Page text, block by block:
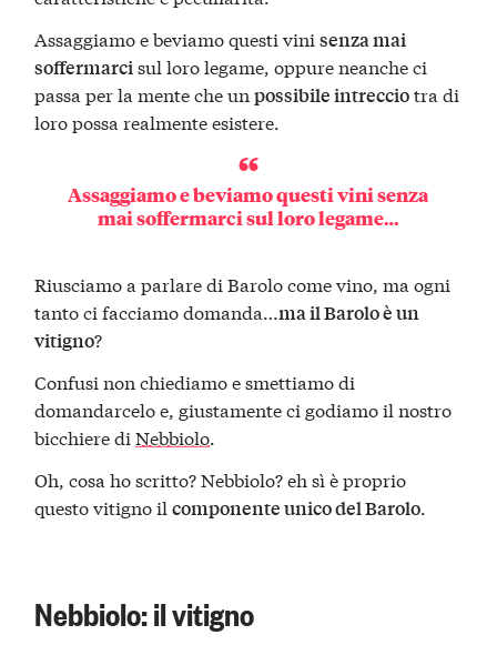
Assaggiamo e beviamo questi vinisenza mai
soffermarci sul loro legame, oppure neanche ci
passa per la mente che unpossibile intrecciotra di
loro possa realmente esistere.
Assaggiamo e beviamo questi vinisenza
mai soffermarcisul loro legame…
Riusciamo a parlare di Barolo come vino, ma ogni
tanto ci facciamo domanda…ma il Barolo è un
vitigno?
Confusi non chiediamo e smettiamo di
domandarcelo e, giustamente ci godiamo il nostro
bicchiere diNebbiolo.
Oh, cosa ho scritto? Nebbiolo? eh sì è proprio
questo vitigno ilcomponente unico del Barolo
Nebbiolo: il vitigno